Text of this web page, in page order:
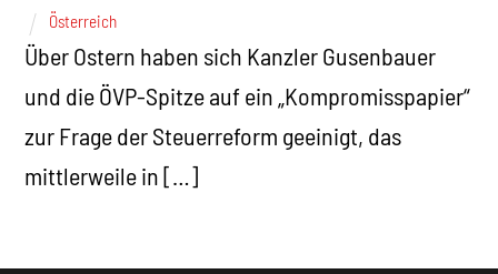
Österreich
Über Ostern haben sich Kanzler Gusenbauer
und die ÖVP-Spitze auf ein „Kompromisspapier“
zur Frage der Steuerreform geeinigt, das
mittlerweile in […]